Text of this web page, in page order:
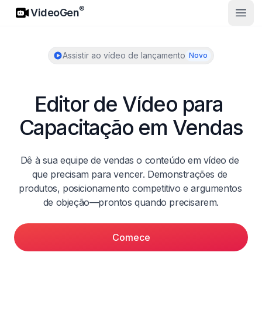
VideoGen
VideoGen®
Abrir
Assistir ao vídeo de lançamento Novo
Editor de Vídeo para
Capacitação em Vendas
Dê à sua equipe de vendas o conteúdo em vídeo de
que precisam para vencer. Demonstrações de
produtos, posicionamento competitivo e argumentos
de objeção—prontos quando precisarem.
Comece